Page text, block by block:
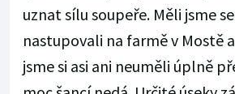
uznat sílu soupeře. Měli jsme
nastupovali na farmě v Mostě
jsme si asi ani neuměli úplně